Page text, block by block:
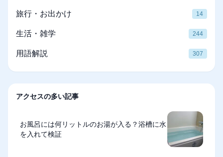
旅行・お出かけ 14
生活・雑学 244
用語解説 307
アクセスの多い記事
お風呂には何リットルのお湯が入る？浴槽に水
を入れて検証